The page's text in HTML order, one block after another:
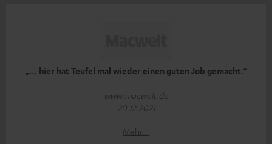
„… hier hat Teufel mal wieder einen guten Job gemacht.“
www.macwelt.de
20.12.2021
Mehr...